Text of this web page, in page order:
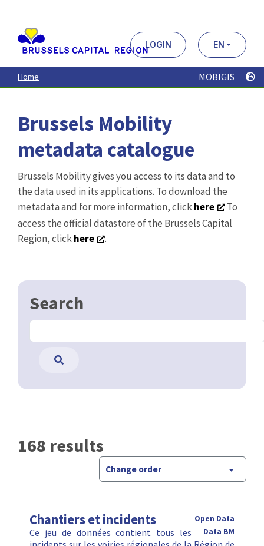
contenu
principal
LOGIN EN
Home MOBIGIS
Brussels Mobility
metadata catalogue
Brussels Mobility gives you access to its data and to
the data used in its applications. To download the
metadata and for more information, clickhere
To
access the official datastore of the Brussels Capital
Region, clickhere .
Search
168 results
Change order
Chantiers et incidents
Open Data
Data BM
Ce jeu de données contient tous les